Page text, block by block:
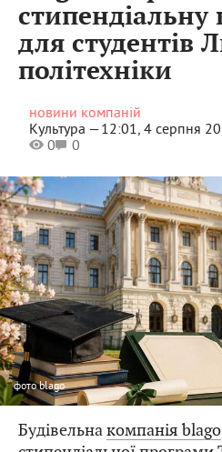
стипендіальну
для студентів
політехніки
новини компаній
Культура —12:01, 4 серпня
0
0
фотоblago
Будівельнакомпанія blago